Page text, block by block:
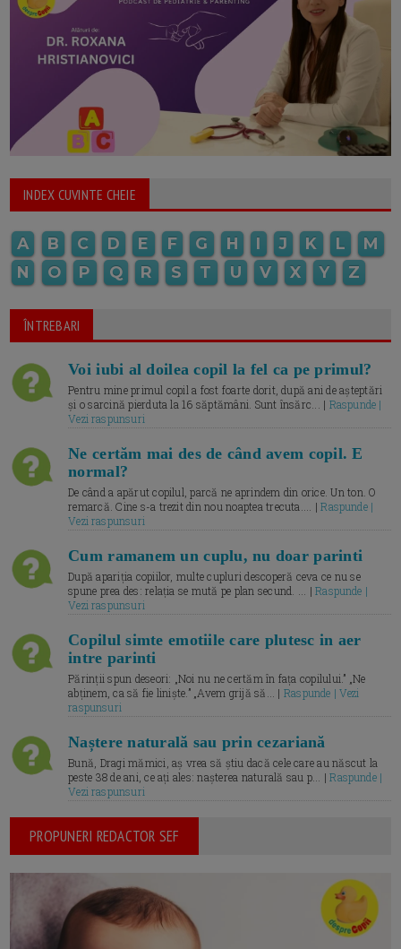
INDEX CUVINTE CHEIE
A B C D E F G H I J K L
M
N
O P Q R S T U V X Y Z
ÎNTREBARI
Voi iubi al doilea copil la fel ca pe primul?
Pentru mine primul copil a fost foarte dorit, după ani de așteptări
și o sarcină pierduta la 16 săptămâni. Sunt însărc... | Raspunde |
Vezi raspunsuri
Ne certăm mai des de când avem copil. E
normal?
De când a apărut copilul, parcă ne aprindem din orice. Un ton. O
remarcă. Cine s-a trezit din nou noaptea trecuta.... |Raspunde |
Vezi raspunsuri
Cum ramanem un cuplu, nu doar parinti
După apariția copiilor, multe cupluri descoperă ceva ce nu se
spune prea des: relația se mută pe plan secund. ... |Raspunde |
Vezi raspunsuri
Copilul simte emotiile care plutesc in aer
intre parinti
Părinții spun deseori: „Noi nu ne certăm în fața copilului.” „Ne
abținem, ca să fie liniște.” „Avem grijă să... | Raspunde | Vezi
raspunsuri
Naștere naturală sau prin cezariană
Bună, Dragi mămici, aș vrea să știu dacă cele care au născut la
peste 38 de ani, ce ați ales: nașterea naturală sau p... |Raspunde |
Vezi raspunsuri
PROPUNERI REDACTOR SEF